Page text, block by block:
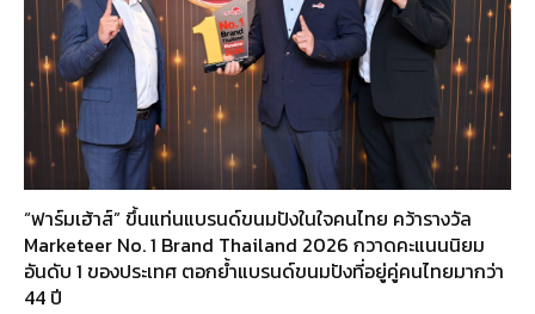
“ฟาร์มเฮ้าส์” ขึ้นแท่นแบรนด์ขนมปังในใจคนไทย คว้ารางวัล
Marketeer No. 1 Brand Thailand 2026 กวาดคะแนนนิยม
อันดับ 1 ของประเทศ ตอกย้ำแบรนด์ขนมปังที่อยู่คู่คนไทยมากว่า
44 ปี